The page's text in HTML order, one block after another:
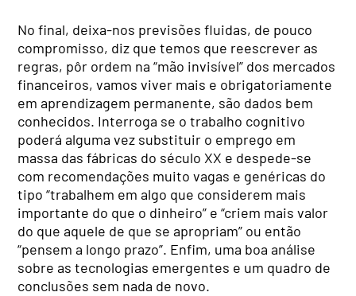
No final, deixa-nos previsões fluidas, de pouco
compromisso, diz que temos que reescrever as
regras, pôr ordem na “mão invisível” dos mercados
financeiros, vamos viver mais e obrigatoriamente
em aprendizagem permanente, são dados bem
conhecidos. Interroga se o trabalho cognitivo
poderá alguma vez substituir o emprego em
massa das fábricas do século XX e despede-se
com recomendações muito vagas e genéricas do
tipo “trabalhem em algo que considerem mais
importante do que o dinheiro” e “criem mais valor
do que aquele de que se apropriam” ou então
“pensem a longo prazo”. Enfim, uma boa análise
sobre as tecnologias emergentes e um quadro de
conclusões sem nada de novo.